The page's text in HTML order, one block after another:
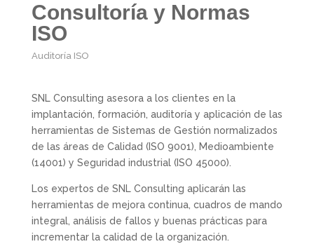
Consultoría y Normas
ISO
Auditoría ISO
SNL Consulting asesora a los clientes en la
implantación, formación, auditoría y aplicación de las
herramientas de Sistemas de Gestión normalizados
de las áreas de Calidad (ISO 9001), Medioambiente
(14001) y Seguridad industrial (ISO 45000).
Los expertos de SNL Consulting aplicarán las
herramientas de mejora continua, cuadros de mando
integral, análisis de fallos y buenas prácticas para
incrementar la calidad de la organización.